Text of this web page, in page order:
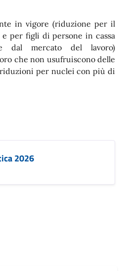
in vigore (riduzione per il
per figli di persone in cassa
dal mercato del lavoro)
che non usufruiscono delle
riduzioni per nuclei con più di
2026